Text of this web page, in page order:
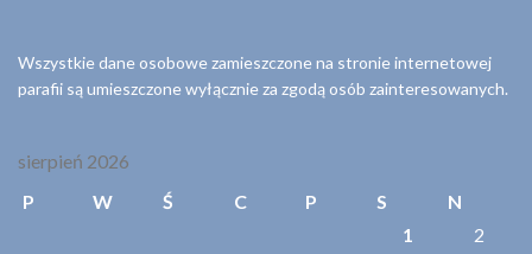
Wszystkie dane osobowe zamieszczone na stronie internetowej
parafii są umieszczone wyłącznie za zgodą osób zainteresowanych.
sierpień 2026
P
W Ś C P S
N
1
2